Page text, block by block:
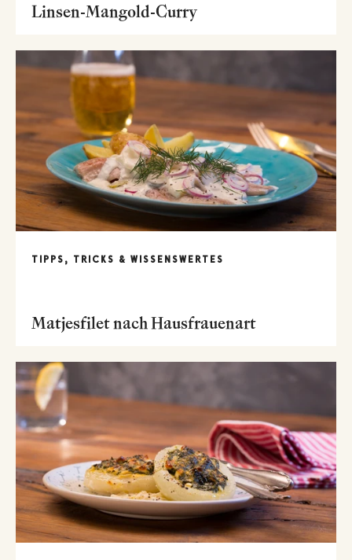
Linsen-Mangold-Curry
TIPPS, TRICKS & WISSENSWERTES
Matjesfilet nach Hausfrauenart